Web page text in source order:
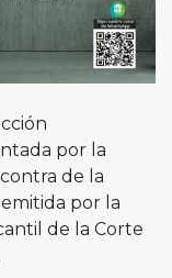
por la
de la
por la
de la Corte